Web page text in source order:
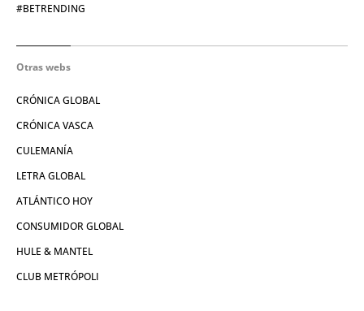
#BETRENDING
Otras webs
CRÓNICA GLOBAL
CRÓNICA VASCA
CULEMANÍA
LETRA GLOBAL
ATLÁNTICO HOY
CONSUMIDOR GLOBAL
HULE & MANTEL
CLUB METRÓPOLI